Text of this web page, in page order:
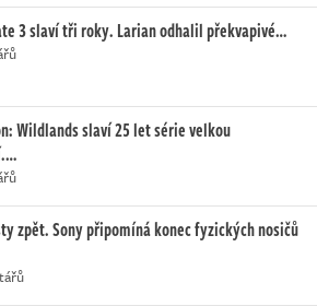
3 slaví tři roky. Larian odhalil překvapivé…
Wildlands slaví 25 let série velkou
zpět. Sony připomíná konec fyzických nosičů